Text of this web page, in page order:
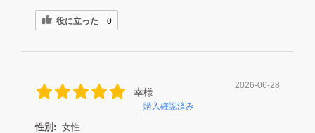
役に立った 0
幸様
購入確認済み
2026-06-28
性別: 女性